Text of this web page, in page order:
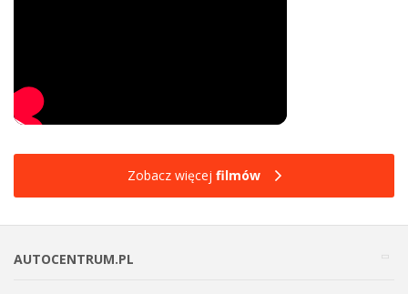
Zobacz więcej filmów
AUTOCENTRUM.PL